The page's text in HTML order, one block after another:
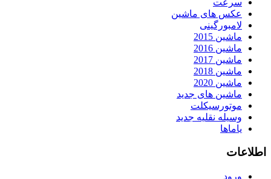
سرعت
عکس های ماشین
لامبورگینی
ماشین 2015
ماشین 2016
ماشین 2017
ماشین 2018
ماشین 2020
ماشین های جدید
موتورسیکلت
وسیله نقلیه جدید
یاماها
اطلاعات
ورود